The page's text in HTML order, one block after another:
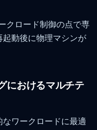
クロード制御の点で専
動後に物理マシンが
におけるマルチテ
ワークロードに最適